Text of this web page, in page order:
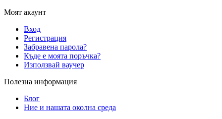
Моят акаунт
Вход
Регистрация
Забравена парола?
Къде е моята поръчка?
Използвай ваучер
Полезна информация
Блог
Ние и нашата околна среда